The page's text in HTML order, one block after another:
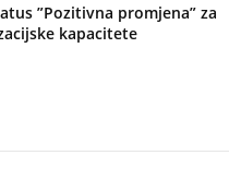
”Pozitivna promjena” za
kapacitete